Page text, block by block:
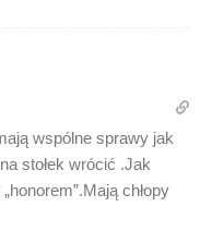
wspólne sprawy jak
stołek wrócić .Jak
chłopy